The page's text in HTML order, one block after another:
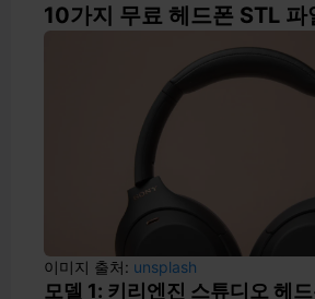
10가지 무료 헤드폰 STL 파
이미지 출처: unsplash
모델 1: 키리엔진 스튜디오 헤